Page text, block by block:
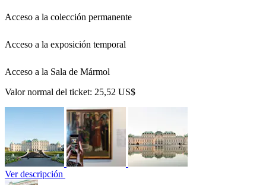
Acceso a la colección permanente
Acceso a la exposición temporal
Acceso a la Sala de Mármol
Valor normal del ticket: 25,52 US$
Ver descripción